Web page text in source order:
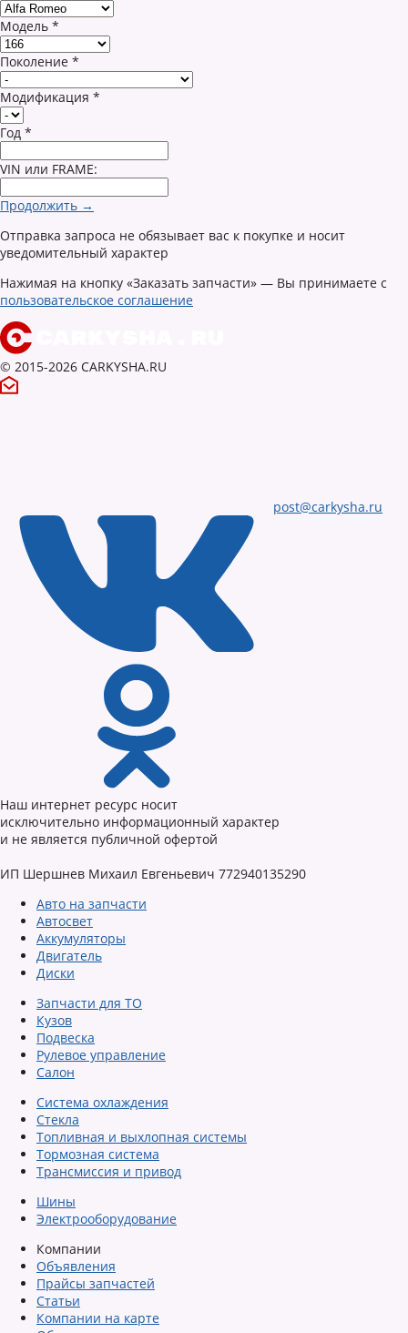
Модель *
Поколение *
Модификация *
Год *
VIN или FRAME:
Продолжить →
Отправка запроса не обязывает вас к покупке и носит
уведомительный характер
Нажимая на кнопку «Заказать запчасти» — Вы принимаете с
пользовательское соглашение
© 2015-2026 CARKYSHA.RU
post@carkysha.ru
Наш интернет ресурс носит
исключительно информационный характер
и не является публичной офертой
ИП Шершнев Михаил Евгеньевич 772940135290
Авто на запчасти
Автосвет
Аккумуляторы
Двигатель
Диски
Запчасти для ТО
Кузов
Подвеска
Рулевое управление
Салон
Система охлаждения
Стекла
Топливная и выхлопная системы
Тормозная система
Трансмиссия и привод
Шины
Электрооборудование
Компании
Объявления
Прайсы запчастей
Статьи
Компании на карте